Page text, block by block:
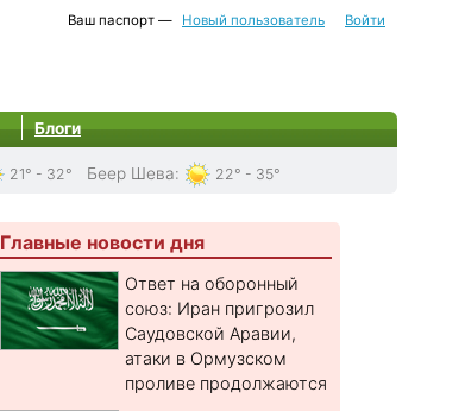
Ваш паспорт — Новый пользователь Войти
Блоги
21° - 32° Беер Шева: 22° - 35°
Главные новости дня
Ответ на оборонный
союз: Иран пригрозил
Саудовской Аравии,
атаки в Ормузском
проливе продолжаются